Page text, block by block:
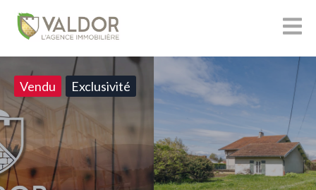
Vendu Exclusivité